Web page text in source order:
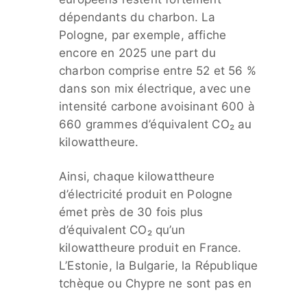
dépendants du charbon. La
Pologne, par exemple, affiche
encore en 2025 une part du
charbon comprise entre 52 et 56 %
dans son mix électrique, avec une
intensité carbone avoisinant 600 à
660 grammes d’équivalent CO₂ au
kilowattheure.
Ainsi, chaque kilowattheure
d’électricité produit en Pologne
émet près de 30 fois plus
d’équivalent CO₂ qu’un
kilowattheure produit en France.
L’Estonie, la Bulgarie, la République
tchèque ou Chypre ne sont pas en